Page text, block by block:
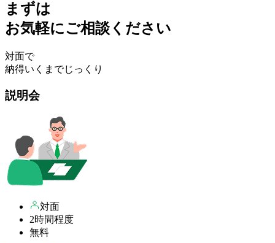
まずは
お気軽にご相談ください
対面で
納得いくまでじっくり
説明会
対面
2時間程度
無料